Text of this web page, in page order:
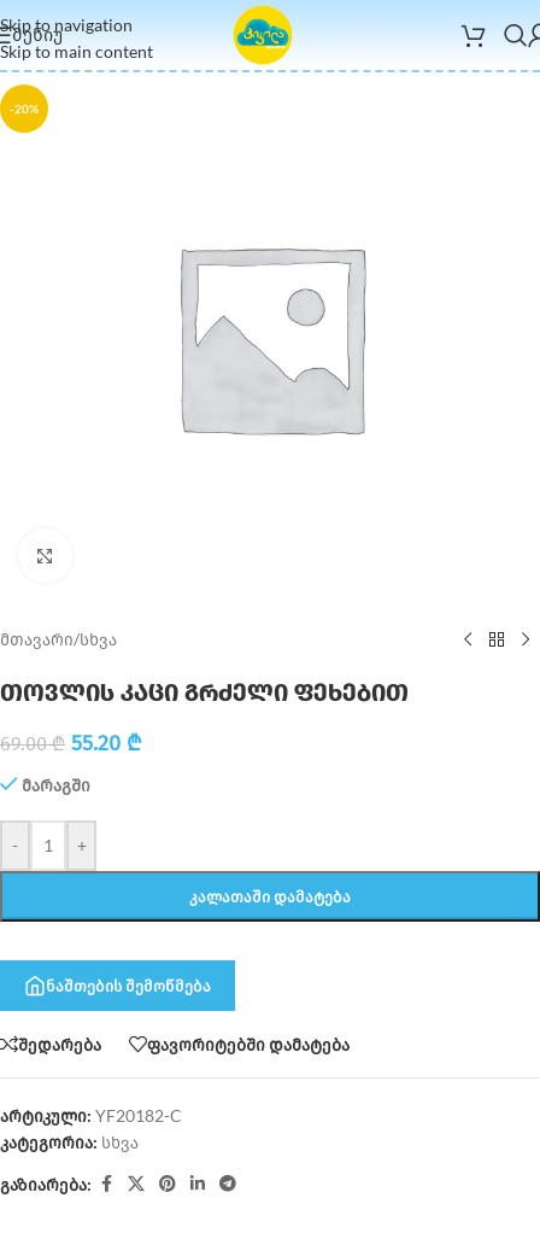
Skip to navigation
Skip to main content
ᲛᲔᲜᲘᲣ
-20%
მთავარი/სხვა
თოვლის კაცი გრძელი ფეხებით
69.00₾ 55.20 ₾
მარაგში
- +
ᲙᲐᲚᲐᲗᲐᲨᲘ ᲓᲐᲛᲐᲢᲔᲑᲐ
ნაშთების შემოწმება
შედარება ფავორიტებში დამატება
არტიკული: YF20182-C
კატეგორია: სხვა
გაზიარება: